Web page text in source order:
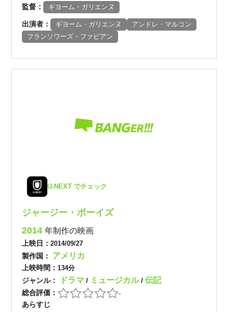
監督： ギヨーム・ガリエンヌ
出演者： ギヨーム・ガリエンヌ
アンドレ・マルコン
フランソワーズ・ファビアン
U-NEXT でチェック
ジャージー・ボーイズ
2014年制作の映画
上映日：2014/09/27
製作国： アメリカ
上映時間： 134分
ジャンル： ドラマ/ ミュージカル/伝記
総合評価： -
あらすじ